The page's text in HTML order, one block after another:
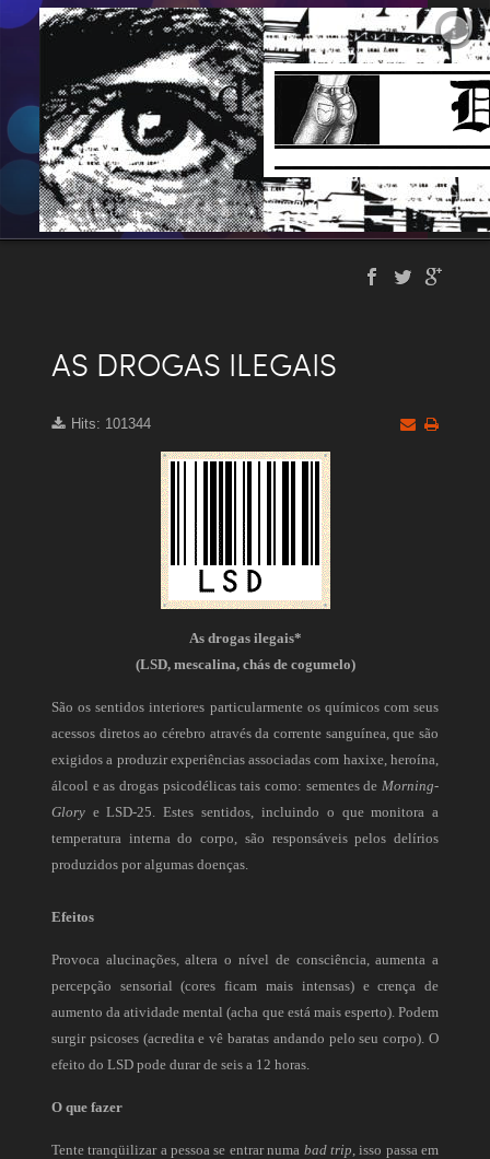
AS DROGAS ILEGAIS
Hits: 101344
As drogas ilegais*
(LSD, mescalina, chás de cogumelo)
São os sentidos interiores particularmente os químicos com seus
acessos diretos ao cérebro através da corrente sanguínea, que são
exigidos a produzir experiências associadas com haxixe, heroína,
álcool e as drogas psicodélicas tais como: sementes deMorning-
Glorye LSD-25. Estes sentidos, incluindo o que monitora a
temperatura interna do corpo, são responsáveis pelos delírios
produzidos por algumas doenças.
Efeitos
Provoca alucinações, altera o nível de consciência, aumenta a
percepção sensorial (cores ficam mais intensas) e crença de
aumento da atividade mental (acha que está mais esperto). Podem
surgir psicoses (acredita e vê baratas andando pelo seu corpo). O
efeito do LSD pode durar de seis a 12 horas.
O que fazer
Tente tranqüilizar a pessoa se entrar numa bad trip, isso passa em